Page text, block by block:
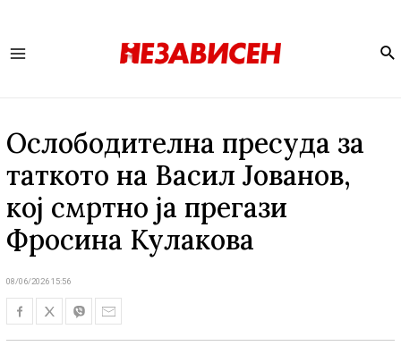
Ослободителна пресуда за
таткото на Васил Јованов,
кој смртно ја прегази
Фросина Кулакова
08/06/2026 15:56